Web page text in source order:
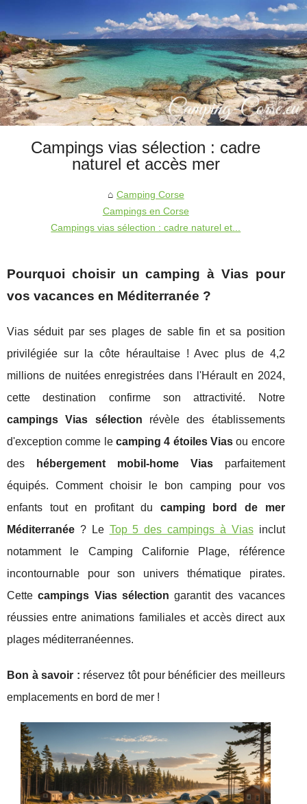
Campings vias sélection : cadre
naturel et accès mer
Camping Corse
Campings en Corse
Campings vias sélection : cadre naturel et...
Pourquoi choisir un camping à Vias pour
vos vacances en Méditerranée ?
Vias séduit par ses plages de sable fin et sa position
privilégiée sur la côte héraultaise ! Avec plus de 4,2
millions de nuitées enregistrées dans l'Hérault en 2024,
cette destination confirme son attractivité. Notre
campings Vias sélection révèle des établissements
d'exception comme le camping 4 étoiles Viasou encore
des
hébergement mobil-home Viasparfaitement
équipés. Comment choisir le bon camping pour vos
enfants tout en profitant du camping bord de mer
Méditerranée ? Le Top 5 des campings à Viasinclut
notamment le Camping Californie Plage, référence
incontournable pour son univers thématique pirates.
Cettecampings Vias sélection garantit des vacances
réussies entre animations familiales et accès direct aux
plages méditerranéennes.
Bon à savoir : réservez tôt pour bénéficier des meilleurs
emplacements en bord de mer !